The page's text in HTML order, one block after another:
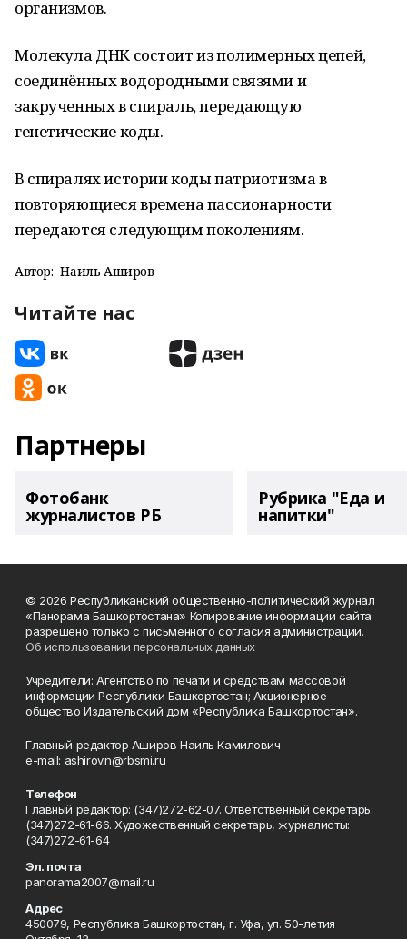
организмов.
Молекула ДНК состоит из полимерных цепей,
соединённых водородными связями и
закрученных в спираль, передающую
генетические коды.
В спиралях истории коды патриотизма в
повторяющиеся времена пассионарности
передаются следующим поколениям.
Автор: Наиль Аширов
Читайте нас
Партнеры
Фотобанк
журналистов РБ
Рубрика "Еда и
напитки"
© 2026 Республиканский общественно-политический журнал
«Панорама Башкортостана» Копирование информации сайта
разрешено только с письменного согласия администрации.
Об использовании персональных данных
Учредители: Агентство по печати и средствам массовой
информации Республики Башкортостан; Акционерное
общество Издательский дом «Республика Башкортостан».
Главный редактор Аширов Наиль Камилович
e-mail: ashirov.n@rbsmi.ru
Телефон
Главный редактор: (347)272-62-07. Ответственный секретарь:
(347)272-61-66. Художественный секретарь, журналисты:
(347)272-61-64
Эл. почта
panorama2007@mail.ru
Адрес
450079, Республика Башкортостан, г. Уфа, ул. 50-летия